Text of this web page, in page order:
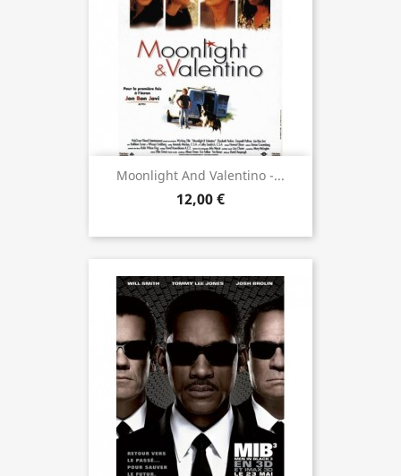
Moonlight And Valentino -...
12,00 €